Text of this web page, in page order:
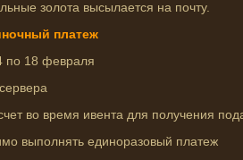
золота высылается на почту.
платеж
по 18 февраля
во время ивента для получения
выполнять единоразовый платеж